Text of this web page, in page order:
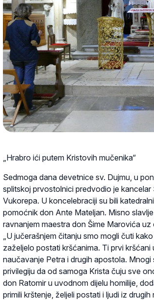
„Hrabro ići putem Kristovih mučenika“
Sedmoga dana devetnice sv. Dujmu, u
splitskoj prvostolnici predvodio je
Vukorepa. U koncelebraciji su bili
pomoćnik don Ante Mateljan. Misno
ravnanjem maestra don Šime Marovića
„U jučerašnjem čitanju smo mogli čuti
zaželjelo postati kršćanima. Ti prvi
naučavanje Petra i drugih apostola.
privilegiju da od samoga Krista čuju sve
don Ratomir u uvodnom dijelu homilije,
primili krštenje, željeli postati i ljudi iz